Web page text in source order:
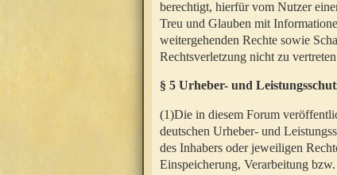
berechtigt, hierfür vom Nutzer
Treu und Glauben mit
weitergehenden Rechte sowie
Rechtsverletzung nicht zu
§ 5 Urheber- und
(1)Die in diesem Forum
deutschen Urheber- und
des Inhabers oder jeweiligen
Einspeicherung, Verarbeitung